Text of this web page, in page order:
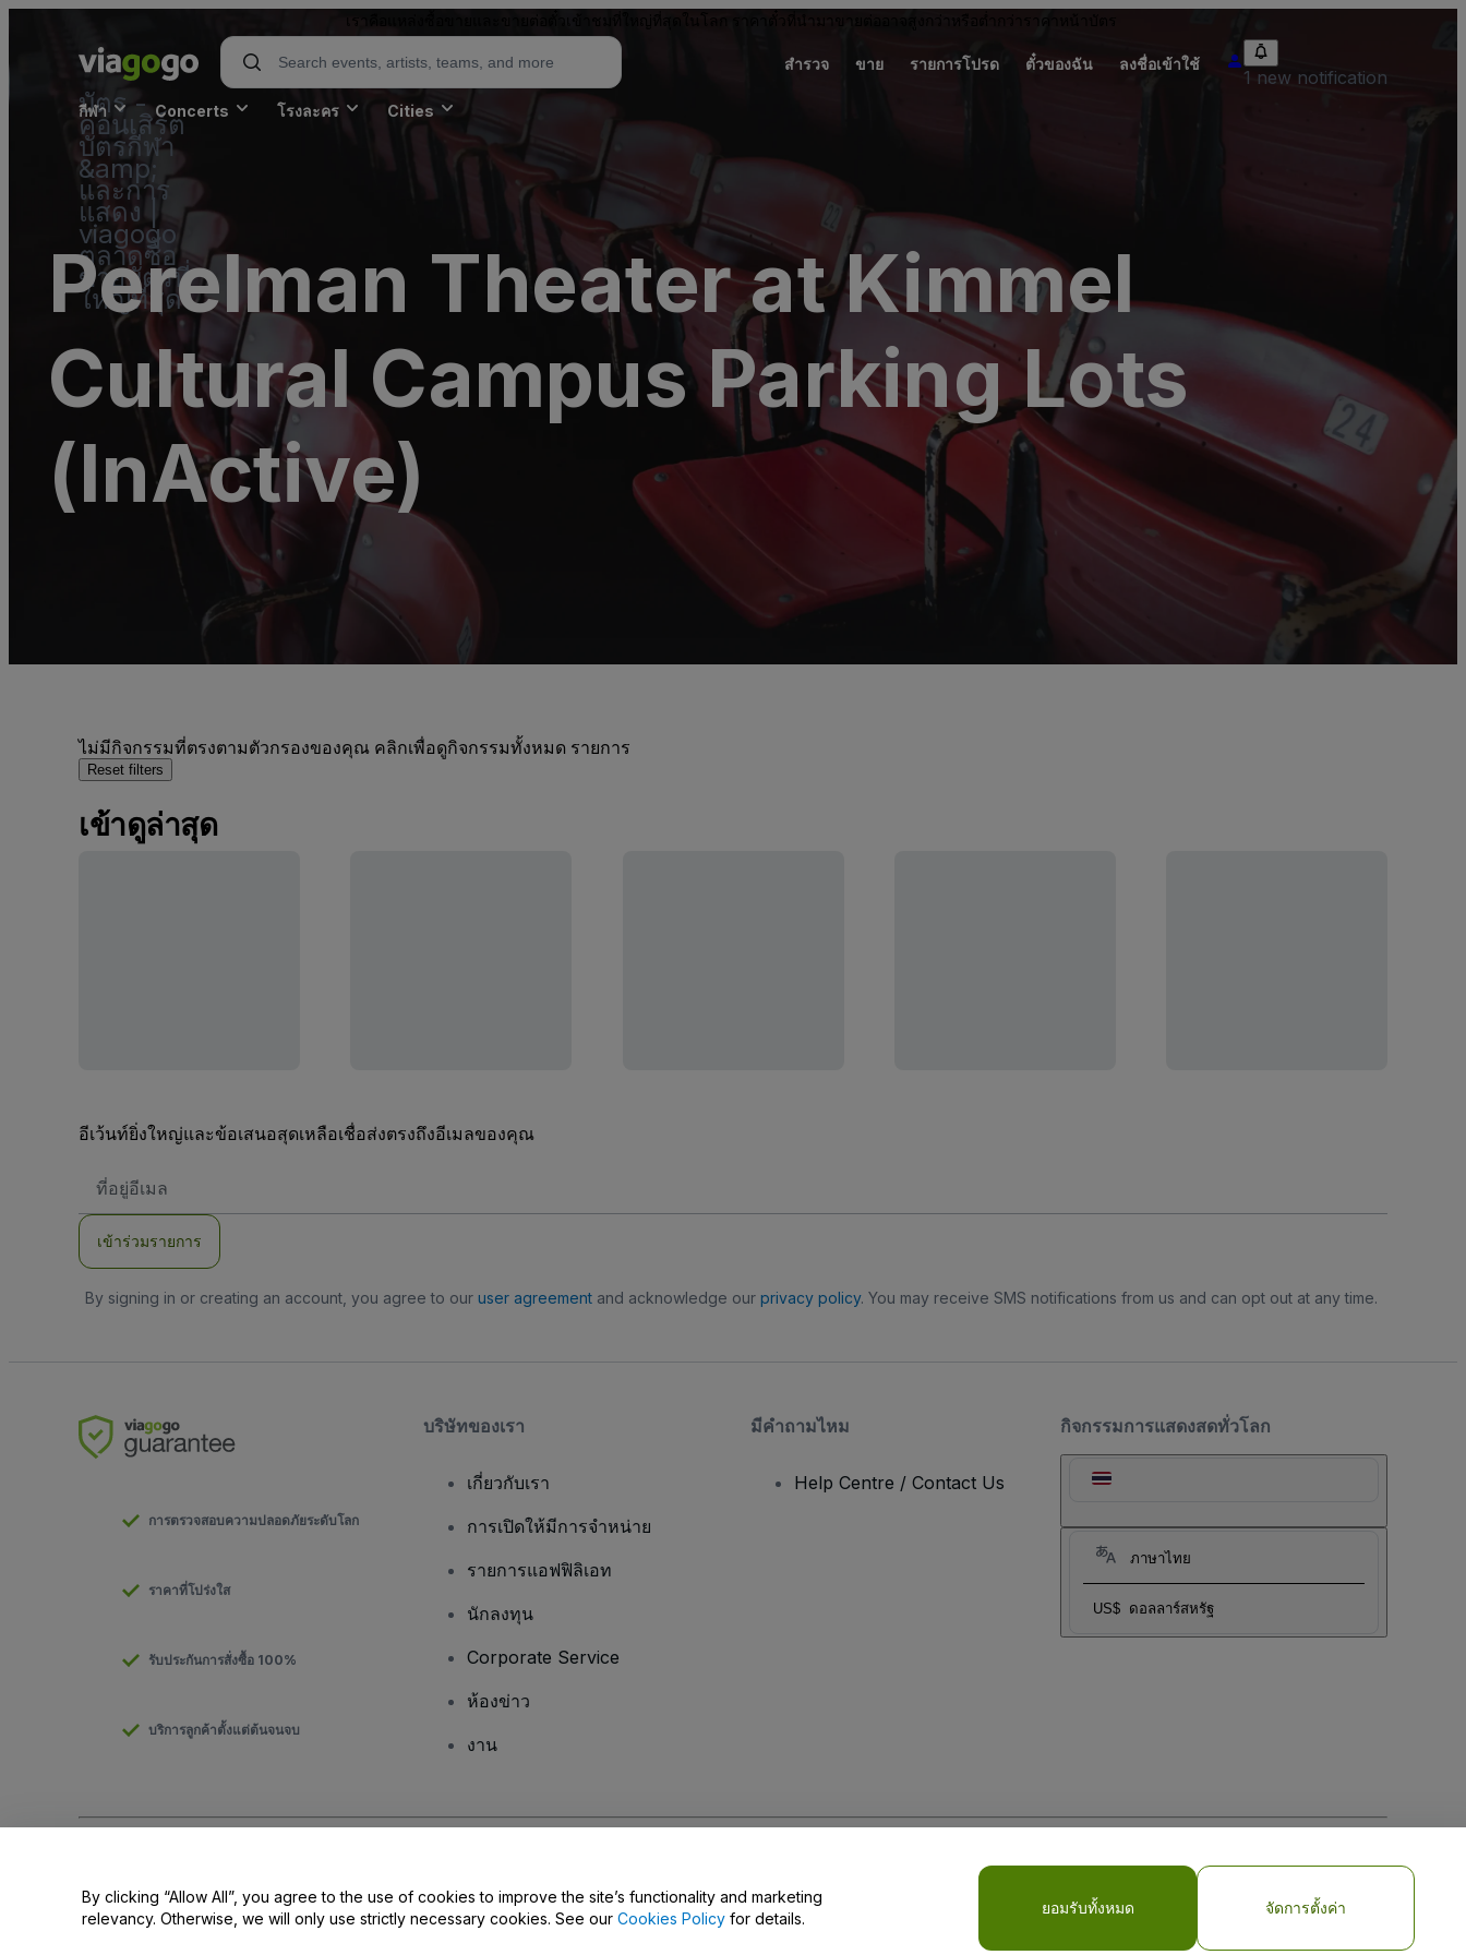
บัตร -
คอนเสิร์ต
บัตรกีฬา
&amp;
และการ
แสดง |
viagogo
ตลาดซื้อ
ขายบัตรที่
ใหญ่ที่สุด
สำรวจ ขาย รายการโปรด ตั๋วของฉัน ลงชื่อเข้าใช้
1 new notification
กีฬา Concerts โรงละคร Cities
Perelman Theater at Kimmel
Cultural Campus Parking Lots
(InActive)
ไม่มีกิจกรรมที่ตรงตามตัวกรองของคุณ คลิกเพื่อดูกิจกรรมทั้งหมด รายการ
Reset filters
เข้าดูล่าสุด
อีเว้นท์ยิ่งใหญ่และข้อเสนอสุดเหลือเชื่อส่งตรงถึงอีเมลของคุณ
อยู่
เข้าร่วมรายการ
By signing in or creating an account, you agree to our user agreementand acknowledge our privacy policy. You may receive SMS notifications from us and can opt out at any time.
กิจกรรมการแสดงสดทั่วโลก
ภาษาไทย
US$ ดอลลาร์สหรัฐ
การตรวจสอบความปลอดภัยระดับโลก
ราคาที่โปร่งใส
รับประกันการสั่งซื้อ 100%
บริการลูกค้าตั้งแต่ต้นจนจบ
บริษัทของเรา
เกี่ยวกับเรา
การเปิดให้มีการจำหน่าย
รายการแอฟฟิลิเอท
นักลงทุน
Corporate Service
ห้องข่าว
งาน
มีคําถามไหม
Help Centre / Contact Us
การใช้เว็บไซต์นี้ถือเป็นการยอมรับใน ข้อตกลงและเงื่อนไข และนโยบายความเป็นส่วนตัวและนโยบายคุกกี้และนโยบายความเป็นส่วนตัวบนมือถือ
By clicking “Allow All”, you agree to the use of cookies to improve the site’s functionality and marketing
relevancy. Otherwise, we will only use strictly necessary cookies. See our Cookies Policy for details.
ยอมรับทั้งหมด จัดการตั้งค่า